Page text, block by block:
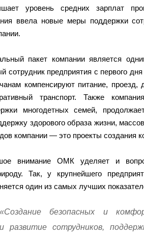
уровень средних зарплат
ввела новые меры поддержки
пакет компании является
сотрудник предприятия с первого
компенсируют питание, проезд,
транспорт. Также
многодетных семей,
здорового образа жизни,
компании — это проекты создания
внимание ОМК уделяет и
Так, у крупнейшего
один из самых лучших
«Создание безопасных и
и развитие сотрудников,